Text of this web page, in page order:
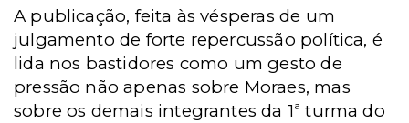
A publicação, feita às vésperas de um
julgamento de forte repercussão política, é
lida nos bastidores como um gesto de
pressão não apenas sobre Moraes, mas
sobre os demais integrantes da 1ª turma do